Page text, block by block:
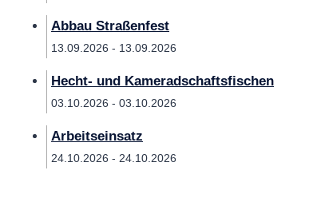
Abbau Straßenfest
13.09.2026 - 13.09.2026
Hecht- und Kameradschaftsfischen
03.10.2026 - 03.10.2026
Arbeitseinsatz
24.10.2026 - 24.10.2026